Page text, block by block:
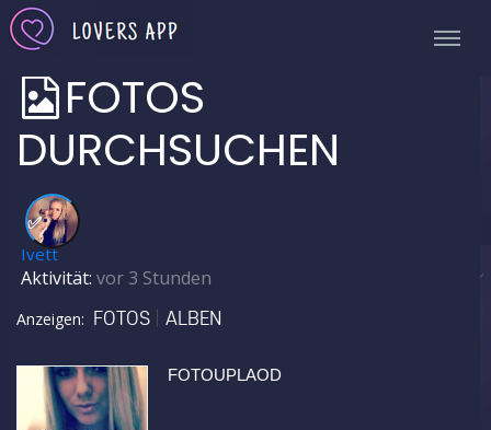
FOTOS
DURCHSUCHEN
✅
Ivett
Aktivität: vor 3 Stunden
Anzeigen: FOTOS ALBEN
FOTOUPLAOD